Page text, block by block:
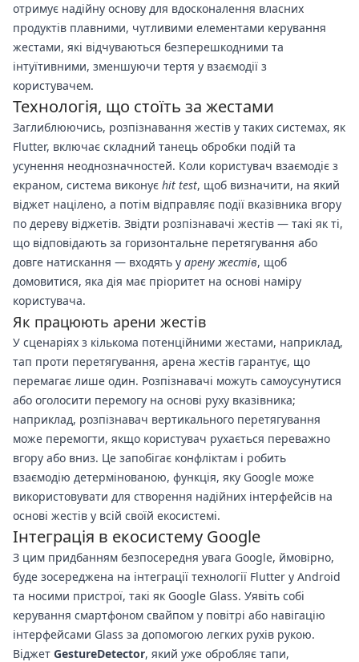
отримує надійну основу для вдосконалення власних
продуктів плавними, чутливими елементами керування
жестами, які відчуваються безперешкодними та
інтуїтивними, зменшуючи тертя у взаємодії з
користувачем.
Технологія, що стоїть за жестами
Заглиблюючись, розпізнавання жестів у таких системах, як
Flutter, включає складний танець обробки подій та
усунення неоднозначностей. Коли користувач взаємодіє з
екраном, система виконує hit test, щоб визначити, на який
віджет націлено, а потім відправляє події вказівника вгору
по дереву віджетів. Звідти розпізнавачі жестів — такі як ті,
що відповідають за горизонтальне перетягування або
довге натискання — входять у арену жестів, щоб
домовитися, яка дія має пріоритет на основі наміру
користувача.
Як працюють арени жестів
У сценаріях з кількома потенційними жестами, наприклад,
тап проти перетягування, арена жестів гарантує, що
перемагає лише один. Розпізнавачі можуть самоусунутися
або оголосити перемогу на основі руху вказівника;
наприклад, розпізнавач вертикального перетягування
може перемогти, якщо користувач рухається переважно
вгору або вниз. Це запобігає конфліктам і робить
взаємодію детермінованою, функція, яку Google може
використовувати для створення надійних інтерфейсів на
основі жестів у всій своїй екосистемі.
Інтеграція в екосистему Google
З цим придбанням безпосередня увага Google, ймовірно,
буде зосереджена на інтеграції технології Flutter у Android
та носими пристрої, такі як Google Glass. Уявіть собі
керування смартфоном свайпом у повітрі або навігацію
інтерфейсами Glass за допомогою легких рухів рукою.
Віджет GestureDetector, який уже обробляє тапи,